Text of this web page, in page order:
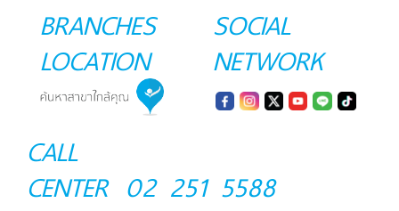
BRANCHES
LOCATION
SOCIAL
NETWORK
CALL
CENTER 02 251 5588